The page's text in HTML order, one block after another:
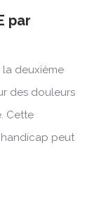
par
la deuxième
des douleurs
Cette
peut